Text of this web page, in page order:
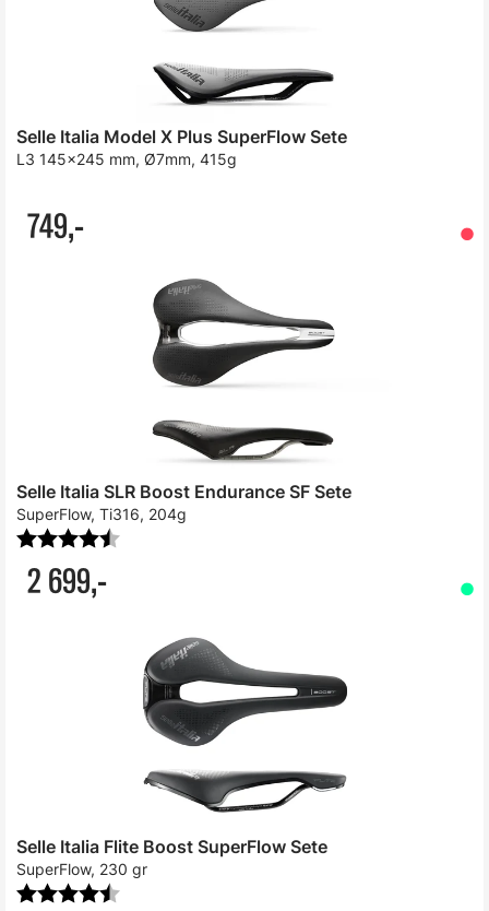
Selle Italia Model X Plus SuperFlow Sete
L3 145x245 mm, Ø7mm, 415g
749,-
Selle Italia SLR Boost Endurance SF Sete
SuperFlow, Ti316, 204g
2 699,-
Karakter:
Selle Italia Flite Boost SuperFlow Sete
SuperFlow, 230 gr
Karakter: